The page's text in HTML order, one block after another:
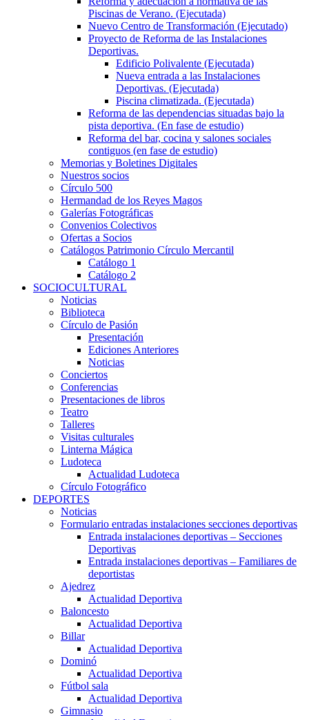
Piscinas de Verano. (Ejecutada)
Nuevo Centro de Transformación (Ejecutado)
Proyecto de Reforma de las Instalaciones
Deportivas.
Edificio Polivalente (Ejecutada)
Nueva entrada a las Instalaciones
Deportivas. (Ejecutada)
Piscina climatizada. (Ejecutada)
Reforma de las dependencias situadas bajo la
pista deportiva. (En fase de estudio)
Reforma del bar, cocina y salones sociales
contiguos (en fase de estudio)
Memorias y Boletines Digitales
Nuestros socios
Círculo 500
Hermandad de los Reyes Magos
Galerías Fotográficas
Convenios Colectivos
Ofertas a Socios
Catálogos Patrimonio Círculo Mercantil
Catálogo 1
Catálogo 2
SOCIOCULTURAL
Noticias
Biblioteca
Círculo de Pasión
Presentación
Ediciones Anteriores
Noticias
Conciertos
Conferencias
Presentaciones de libros
Teatro
Talleres
Visitas culturales
Linterna Mágica
Ludoteca
Actualidad Ludoteca
Círculo Fotográfico
DEPORTES
Noticias
Formulario entradas instalaciones secciones deportivas
Entrada instalaciones deportivas – Secciones
Deportivas
Entrada instalaciones deportivas – Familiares de
deportistas
Ajedrez
Actualidad Deportiva
Baloncesto
Actualidad Deportiva
Billar
Actualidad Deportiva
Dominó
Actualidad Deportiva
Fútbol sala
Actualidad Deportiva
Gimnasio